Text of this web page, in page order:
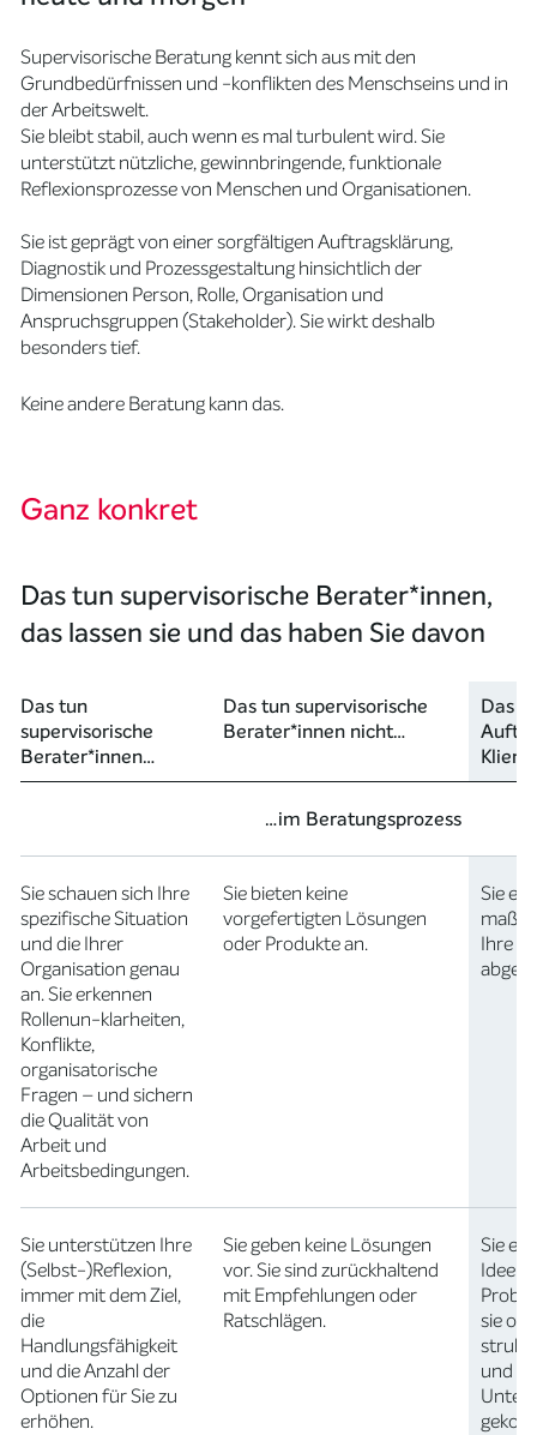
Supervisorische Beratung kennt sich aus mit den
Grundbedürfnissen und -konflikten des Menschseins und in
der Arbeitswelt.
Sie bleibt stabil, auch wenn es mal turbulent wird. Sie
unterstützt nützliche, gewinnbringende, funktionale
Reflexionsprozesse von Menschen und Organisationen.
Sie ist geprägt von einer sorgfältigen Auftragsklärung,
Diagnostik und Prozessgestaltung hinsichtlich der
Dimensionen Person, Rolle, Organisation und
Anspruchsgruppen (Stakeholder). Sie wirkt deshalb
besonders tief.
Keine andere Beratung kann das.
Ganz konkret
Das tun supervisorische Berater*innen,
das lassen sie und das haben Sie davon
Das tun
supervisorische
Berater*innen…
Das tun supervisorische
Berater*innen nicht…
Das
…im Beratungsprozess
Sie schauen sich Ihre
spezifische Situation
und die Ihrer
Organisation genau
an. Sie erkennen
Rollenun-klarheiten,
Konflikte,
organisatorische
Fragen – und sichern
die Qualität von
Arbeit und
Arbeitsbedingungen.
Sie bieten keine
vorgefertigten Lösungen
oder Produkte an.
Sie
Ihre
Sie unterstützen Ihre
(Selbst-)Reflexion,
immer mit dem Ziel,
die
Handlungsfähigkeit
und die Anzahl der
Optionen für Sie zu
erhöhen.
Sie geben keine Lösungen
vor. Sie sind zurückhaltend
mit Empfehlungen oder
Ratschlägen.
Sie
Ideen
sie
und